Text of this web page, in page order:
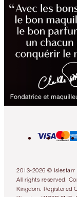
2013-2026 © Islestarr
All rights reserved.
Kingdom. Registered